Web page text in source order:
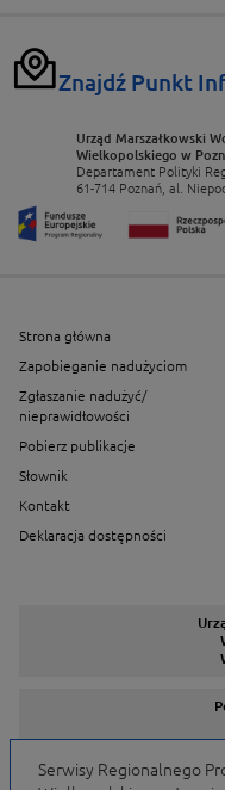
Znajdź Punkt
Urząd Marszałkowski
Wielkopolskiego w
Departament Polityki
61-714 Poznań, al.
Strona główna
Zapobieganie nadużyciom
Zgłaszanie nadużyć/
nieprawidłowości
Pobierz publikacje
Słownik
Kontakt
Deklaracja dostępności
Serwisy Regionalnego